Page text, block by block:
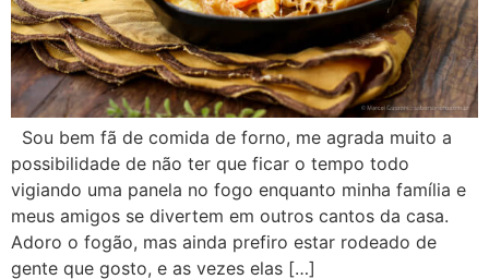
Sou bem fã de comida de forno, me agrada muito a
possibilidade de não ter que ficar o tempo todo
vigiando uma panela no fogo enquanto minha família e
meus amigos se divertem em outros cantos da casa.
Adoro o fogão, mas ainda prefiro estar rodeado de
gente que gosto, e as vezes elas […]